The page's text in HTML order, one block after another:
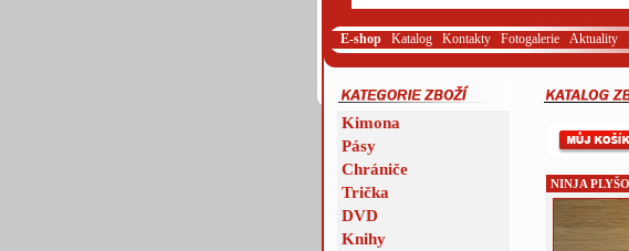
E-shop Katalog Kontakty Fotogalerie Aktuality
Kimona
Pásy
Chrániče
Trička
DVD
Knihy
NINJA